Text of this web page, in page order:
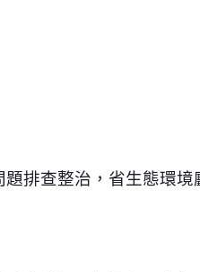
排查整治，省生態環境